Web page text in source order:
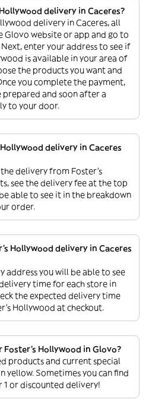
delivery in Caceres?
delivery in Caceres, all
Glovo website or app and go to
Next, enter your address to see if
is available in your area of
the products you want and
you complete the payment,
and soon after a
to your door.
delivery in Caceres
delivery from Foster's
see the delivery fee at the top
able to see it in the breakdown
order.
Hollywood delivery in Caceres
you will be able to see
time for each store in
the expected delivery time
Hollywood at checkout.
Hollywood in Glovo?
products and current special
yellow. Sometimes you can find
1 or discounted delivery!